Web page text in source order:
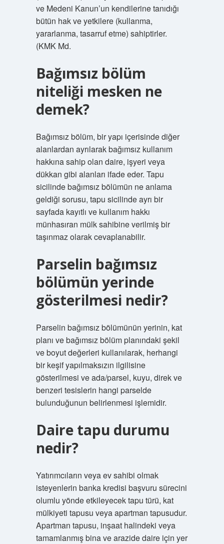
ve Medeni Kanun’un kendilerine tanıdığı
bütün hak ve yetkilere (kullanma,
yararlanma, tasarruf etme) sahiptirler.
(KMK Md.
Bağımsız bölüm
niteliği mesken ne
demek?
Bağımsız bölüm, bir yapı içerisinde diğer
alanlardan ayrılarak bağımsız kullanım
hakkına sahip olan daire, işyeri veya
dükkan gibi alanları ifade eder. Tapu
sicilinde bağımsız bölümün ne anlama
geldiği sorusu, tapu sicilinde ayrı bir
sayfada kayıtlı ve kullanım hakkı
münhasıran mülk sahibine verilmiş bir
taşınmaz olarak cevaplanabilir.
Parselin bağımsız
bölümün yerinde
gösterilmesi nedir?
Parselin bağımsız bölümünün yerinin, kat
planı ve bağımsız bölüm planındaki şekil
ve boyut değerleri kullanılarak, herhangi
bir keşif yapılmaksızın ilgilisine
gösterilmesi ve ada/parsel, kuyu, direk ve
benzeri tesislerin hangi parselde
bulunduğunun belirlenmesi işlemidir.
Daire tapu durumu
nedir?
Yatırımcıların veya ev sahibi olmak
isteyenlerin banka kredisi başvuru sürecini
olumlu yönde etkileyecek tapu türü, kat
mülkiyeti tapusu veya apartman tapusudur.
Apartman tapusu, inşaat halindeki veya
tamamlanmış bina ve arazide daire için yer